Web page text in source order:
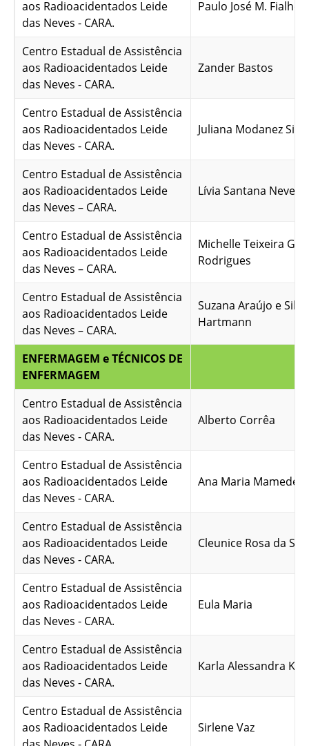
aos Radioacidentados Leide
das Neves - CARA.
Paulo José M. Fialho
Centro Estadual de Assistência
aos Radioacidentados Leide
das Neves - CARA.
Zander Bastos
Centro Estadual de Assistência
aos Radioacidentados Leide
das Neves - CARA.
Juliana Modanez Silva
Centro Estadual de Assistência
aos Radioacidentados Leide
das Neves – CARA.
Lívia Santana Neves
Centro Estadual de Assistência
aos Radioacidentados Leide
das Neves – CARA.
Michelle Teixeira
Rodrigues
Centro Estadual de Assistência
aos Radioacidentados Leide
das Neves – CARA.
Suzana Araújo e Silva
Hartmann
ENFERMAGEM e TÉCNICOS DE
ENFERMAGEM
Centro Estadual de Assistência
aos Radioacidentados Leide
das Neves - CARA.
Alberto Corrêa
Centro Estadual de Assistência
aos Radioacidentados Leide
das Neves - CARA.
Ana Maria Mamede
Centro Estadual de Assistência
aos Radioacidentados Leide
das Neves - CARA.
Cleunice Rosa da
Centro Estadual de Assistência
aos Radioacidentados Leide
das Neves - CARA.
Eula Maria
Centro Estadual de Assistência
aos Radioacidentados Leide
das Neves - CARA.
Karla Alessandra
Centro Estadual de Assistência
aos Radioacidentados Leide
Sirlene Vaz